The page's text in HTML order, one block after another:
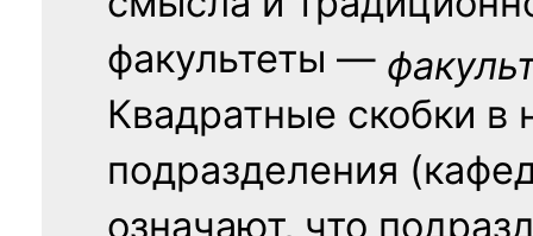
факультеты —
Квадратные скобки в
подразделения